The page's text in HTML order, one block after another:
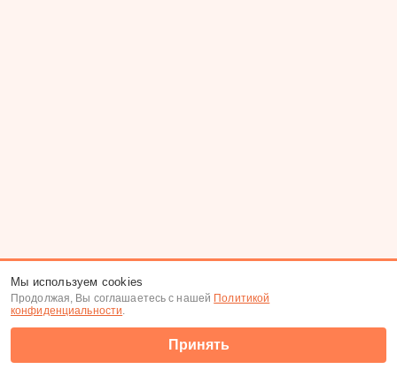
Мы используем cookies
Продолжая, Вы соглашаетесь с нашей Политикой
конфиденциальности.
Принять